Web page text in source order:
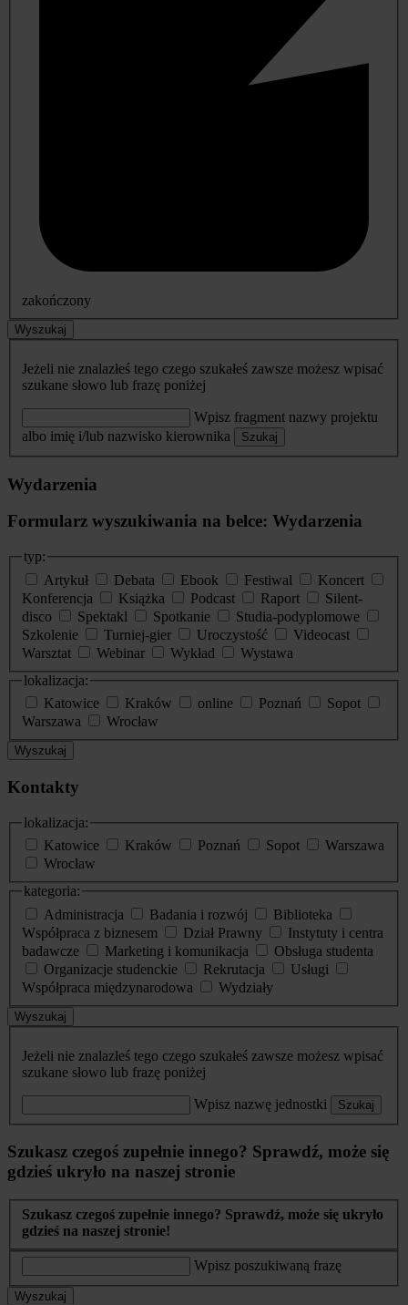
zakończony
Wyszukaj
Jeżeli nie znalazłeś tego czego szukałeś zawsze możesz wpisać
szukane słowo lub frazę poniżej
Wpisz fragment nazwy projektu
albo imię i/lub nazwisko kierownika
Szukaj
Wydarzenia
Formularz wyszukiwania na belce: Wydarzenia
typ:
Artykuł
Debata Ebook Festiwal
Koncert
Konferencja
Książka Podcast Raport
Silent-
disco
Spektakl Spotkanie
Studia-podyplomowe
Szkolenie
Turniej-gier Uroczystość
Videocast
Warsztat
Webinar Wykład
Wystawa
lokalizacja:
Katowice
Kraków online Poznań
Sopot
Warszawa
Wrocław
Wyszukaj
Kontakty
lokalizacja:
Katowice
Kraków Poznań Sopot
Warszawa
Wrocław
kategoria:
Administracja
Badania i rozwój
Biblioteka
Współpraca z biznesem
Dział Prawny
Instytuty i centra
badawcze
Marketing i komunikacja
Obsługa studenta
Organizacje studenckie
Rekrutacja
Usługi
Współpraca międzynarodowa
Wydziały
Wyszukaj
Jeżeli nie znalazłeś tego czego szukałeś zawsze możesz wpisać
szukane słowo lub frazę poniżej
Wpisz nazwę jednostki Szukaj
Szukasz czegoś zupełnie innego? Sprawdź, może się
gdzieś ukryło na naszej stronie
Szukasz czegoś zupełnie innego? Sprawdź, może się ukryło
gdzieś na naszej stronie!
Wpisz poszukiwaną frazę
Wyszukaj